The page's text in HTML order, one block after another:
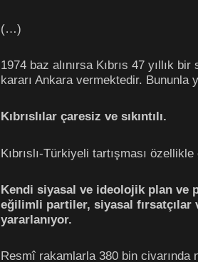
(…)
1974 baz alınırsa Kıbrıs 47 yıllık
kararı Ankara vermektedir. Bununla
Kıbrıslılar çaresiz ve sıkıntılı.
Kıbrıslı-Türkiyeli tartışması
Kendi siyasal ve ideolojik plan ve
eğilimli partiler, siyasal
yararlanıyor.
Resmî rakamlarla 380 bin civarında